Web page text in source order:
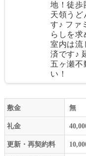
地！徒歩
天領うど
す♪ ファ
らしを求
室内は流
済です♪
五ヶ瀬不
い！
敷金 無
礼金
更新・再契約料